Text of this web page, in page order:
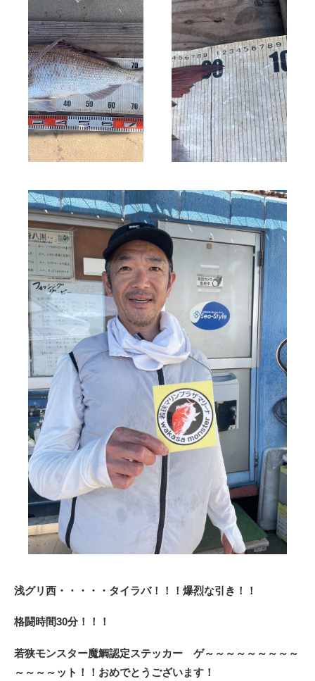
浅グリ西・・・・・タイラバ！！！爆烈な引き！！
格闘時間30分！！！
若狭モンスター魔鯛認定ステッカー ゲ～～～～～～～～～
～～～～ット！！おめでとうございます！